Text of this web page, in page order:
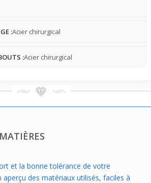
un effet soigné et naturel. Facile à
leur collection.
:Acier chirurgical
:Acier chirurgical
et la bonne tolérance de votre
aperçu des matériaux utilisés, faciles à